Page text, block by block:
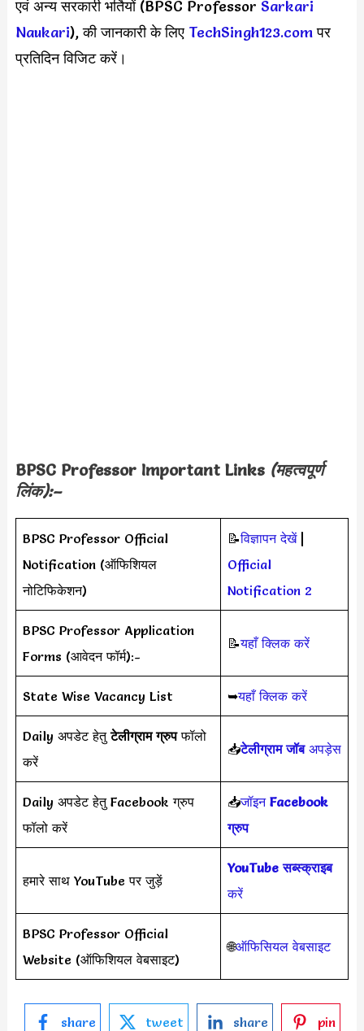
एवं अन्य सरकारी भर्तियों (BPSC Professor Sarkari
Naukari), की जानकारी के लिए TechSingh123.comपर
प्रतिदिन विजिट करें।
BPSC Professor Important Links (महत्वपूर्ण
लिंक):–
BPSC Professor Official
Notification (ऑफिशियल
नोटिफिकेशन)
📝विज्ञापन देखें|
Official
Notification 2
BPSC Professor Application
Forms (आवेदन फॉर्म):-
📝यहाँ क्लिक करें
State Wise Vacancy List ➥यहाँ क्लिक करें
Daily अपडेट हेतुटेलीग्राम ग्रुपफॉलो
करें
📥टेलीग्राम जॉबअपड़ेस
Daily अपडेट हेतु Facebook ग्रुप
फॉलो करें
📥जॉइन Facebook
ग्रुप
हमारे साथ YouTube पर जुड़ें
YouTube सब्स्क्राइब
करें
BPSC Professor Official
Website (ऑफिशियल वेबसाइट)
🌐ऑफिसियल वेबसाइट
share tweet share pin